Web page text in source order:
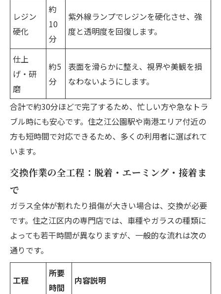
レジン
硬化
約
10
分
紫外線ランプでレジンを硬化させ、強
度と透明度を回復します。
仕上
げ・研
磨
約5
分
表面を滑らかに整え、視界や美観を損
なわないようにします。
合計で約30分ほどで完了するため、忙しい方や急なトラ
ブル時にも安心です。住之江公園駅や南港エリア付近の
方も短時間で対応できるため、多くの利用者に選ばれて
います。
交換作業の全工程：脱着・エーミング・接着ま
で
ガラス全体が割れたり損傷が大きい場合は、交換が必要
です。住之江区内の専門店では、車種やガラスの種類に
よっても若干時間が異なりますが、一般的な流れは次の
通りです。
工程
所要
時間
内容説明